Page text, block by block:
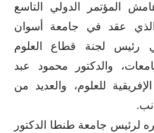
المؤتمر الدولي التاسع
الذي عقد في جامعة أسوان
رئيس لجنة قطاع العلوم
والدكتور محمود عبد
للعلوم، والعديد من
لرئيس جامعة طنطا الدكتور